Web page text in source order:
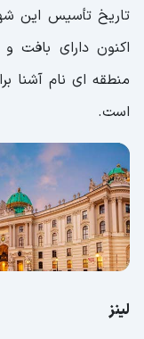
تاریخ تأسیس این
اکنون دارای
منطقه ای نام آشنا
است.
لینز